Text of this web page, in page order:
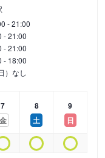
- 21:00
- 21:00
- 21:00
- 18:00
）なし
7
金
8
土
9
日